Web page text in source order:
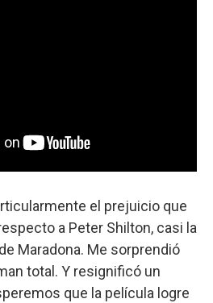
el prejuicio que
a Peter Shilton, casi la
Maradona. Me sorprendió
total. Y resignificó un
que la película logre